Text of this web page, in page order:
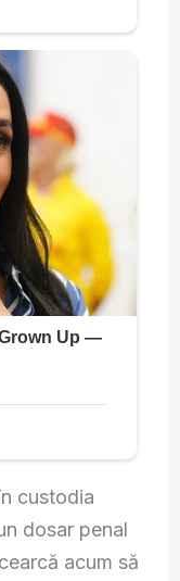
custodia
dosar penal
acum să